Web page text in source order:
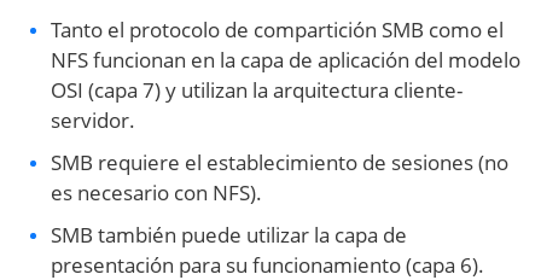
Tanto el protocolo de compartición SMB como el
NFS funcionan en la capa de aplicación del modelo
OSI (capa 7) y utilizan la arquitectura cliente-
servidor.
SMB requiere el establecimiento de sesiones (no
es necesario con NFS).
SMB también puede utilizar la capa de
presentación para su funcionamiento (capa 6).